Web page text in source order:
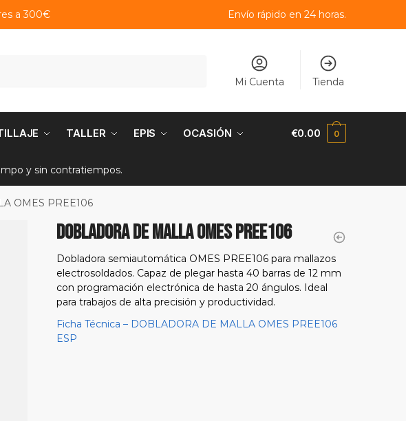
a 300€ Envío rápido en 24 horas.
Mi Cuenta Tienda
TALLER EPIS OCASIÓN €0.00 0
y sin contratiempos.
OMES PREE106
DOBLADORA DE MALLA OMES PREE106
Dobladora semiautomática OMES PREE106 para mallazos
electrosoldados. Capaz de plegar hasta 40 barras de 12 mm
con programación electrónica de hasta 20 ángulos. Ideal
para trabajos de alta precisión y productividad.
Ficha Técnica – DOBLADORA DE MALLA OMES PREE106
ESP